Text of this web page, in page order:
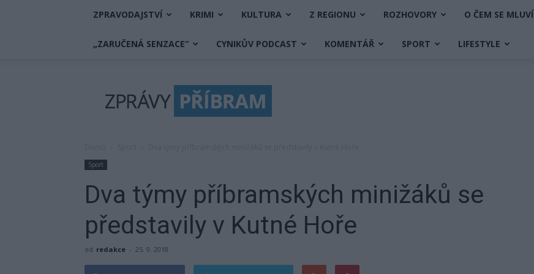
ZPRAVODAJSTVÍ KRIMI KULTURA Z REGIONU ROZHOVORY O ČEM SE MLUVÍ
„ZARUČENÁ SENZACE“ CYNIKŮV PODCAST KOMENTÁŘ SPORT LIFESTYLE
Příbram
Sport
Dva týmy příbramských minižáků se
představily v Kutné Hoře
od redakce - 25. 9. 2018